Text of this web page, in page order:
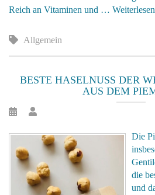
Reich an Vitaminen und … Weiterlesen
Allgemein
BESTE HASELNUSS DER
AUS DEM
Die
die
und